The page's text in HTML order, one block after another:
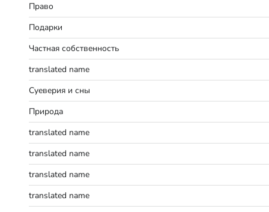
Право
Подарки
Частная собственность
translated name
Суеверия и сны
Природа
translated name
translated name
translated name
translated name